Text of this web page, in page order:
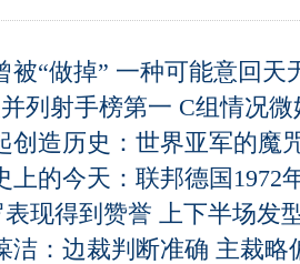
被“做掉” 一种可能意回天
列射手榜第一 C组情况微
创造历史：世界亚军的魔
上的今天：联邦德国1972
现得到赞誉 上下半场发
洁：边裁判断准确 主裁略